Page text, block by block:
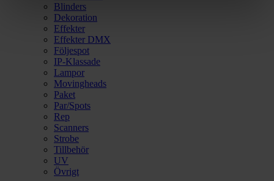
Blinders
Dekoration
Effekter
Effekter DMX
Följespot
IP-Klassade
Lampor
Movingheads
Paket
Par/Spots
Rep
Scanners
Strobe
Tillbehör
UV
Övrigt